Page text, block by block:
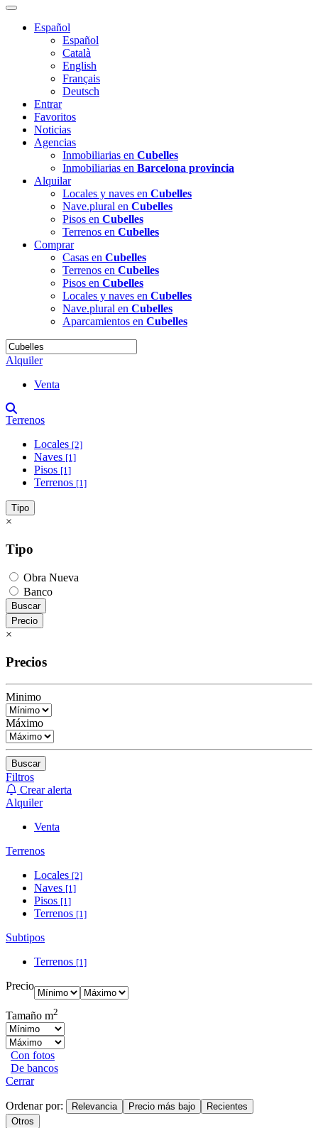
Español
Español
Català
English
Français
Deutsch
Entrar
Favoritos
Noticias
Agencias
Inmobiliarias en Cubelles
Inmobiliarias en Barcelona provincia
Alquilar
Locales y naves en Cubelles
Nave.plural en Cubelles
Pisos en Cubelles
Terrenos en Cubelles
Comprar
Casas en Cubelles
Terrenos en Cubelles
Pisos en Cubelles
Locales y naves en Cubelles
Nave.plural en Cubelles
Aparcamientos en Cubelles
Alquiler
Venta
Terrenos
Locales [2]
Naves [1]
Pisos [1]
Terrenos [1]
Tipo
×
Tipo
Obra Nueva
Banco
Buscar
Precio
×
Precios
Minimo
Máximo
Buscar
Filtros
Crear alerta
Alquiler
Venta
Terrenos
Locales [2]
Naves [1]
Pisos [1]
Terrenos [1]
Subtipos
Terrenos [1]
Precio
Tamaño m2
Con fotos
De bancos
Cerrar
Ordenar por: Relevancia Precio más bajo
Recientes
Otros